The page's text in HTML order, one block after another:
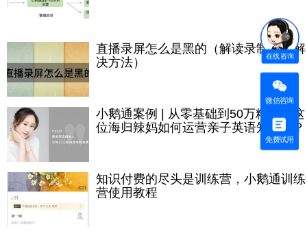
直播录屏怎么是黑的（解读录制黑屏解
决方法）
小鹅通案例 | 从零基础到50万粉丝，这
位海归辣妈如何运营亲子英语知识IP？
知识付费的尽头是训练营，小鹅通训练
营使用教程
在线咨询
微信咨询
免费试用